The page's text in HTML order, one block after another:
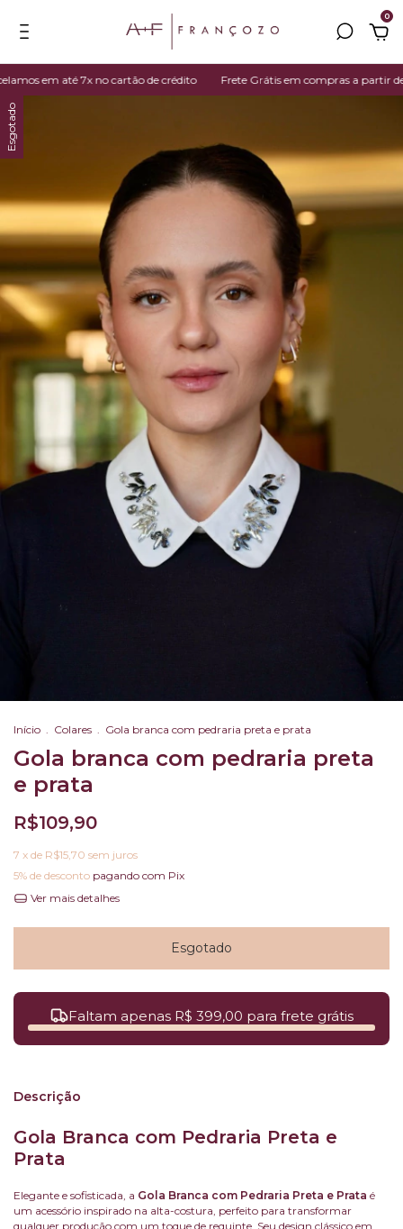
0
em até 7x no cartão de crédito Frete Grátis em compras a partir de
Esgotado
Início . Colares . Gola branca com pedraria preta e prata
Gola branca com pedraria preta
e prata
R$109,90
7 x de R$15,70 sem juros
5% de desconto pagando com Pix
Ver mais detalhes
Faltam apenas R$ 399,00 para frete grátis
Descrição
Gola Branca com Pedraria Preta e
Prata
Elegante e sofisticada, a Gola Branca com Pedraria Preta e Prata é
um acessório inspirado na alta-costura, perfeito para transformar
qualquer produção com um toque de requinte. Seu design clássico em